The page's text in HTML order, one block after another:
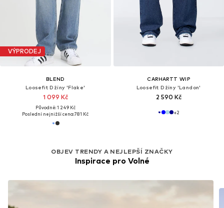
VÝPRODEJ
BLEND
Loosefit Džíny 'Flake'
1 099 Kč
Původně: 1 249 Kč
Poslední nejnižší cena:781 Kč
CARHARTT WIP
Loosefit Džíny 'Landon'
2 590 Kč
+2
OBJEV TRENDY A NEJLEPŠÍ ZNAČKY
Inspirace pro Volné